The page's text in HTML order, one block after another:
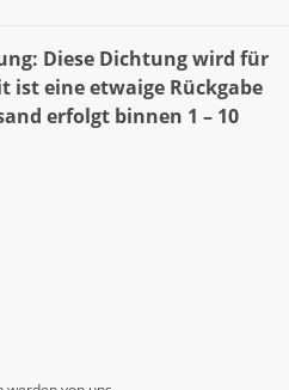
Diese Dichtung wird für
ist eine etwaige Rückgabe
erfolgt binnen 1 – 10